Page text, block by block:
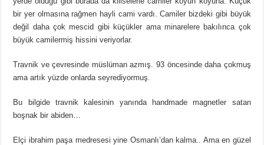
bir yer olmasına rağmen hayli cami vardı. Camiler bizdeki gibi büyük
değil daha çok mescid gibi küçükler ama minarelere bakılınca çok
büyük camilermiş hissini veriyorlar.
Travnik ve çevresinde müslüman azmış. 93 öncesinde daha çokmuş
ama artık yüzde onlarda seyrediyormuş.
Bu bilgide travnik kalesinin yanında handmade magnetler satan
boşnak bir abiden…
Elçi ibrahim paşa medresesi yine Osmanlı’dan kalma.. Ama en güzel